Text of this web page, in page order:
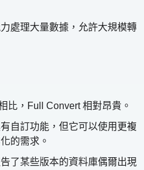
力處理大量數據，允許大規模轉
比，Full Convert 相對昂貴。
有自訂功能，但它可以使用更複
的需求。
告了某些版本的資料庫偶爾出現